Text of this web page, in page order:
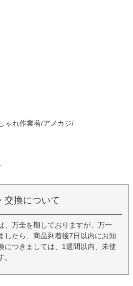
ゃれ作業着/アメカジ/
交換について
、万全を期しておりますが、万一
したら、商品到着後7日以内にお知
につきましては、1週間以内、未使